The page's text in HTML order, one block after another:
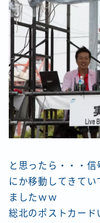
と思ったら・・・
にか移動してきて
ましたｗｗ
総北のポストカー